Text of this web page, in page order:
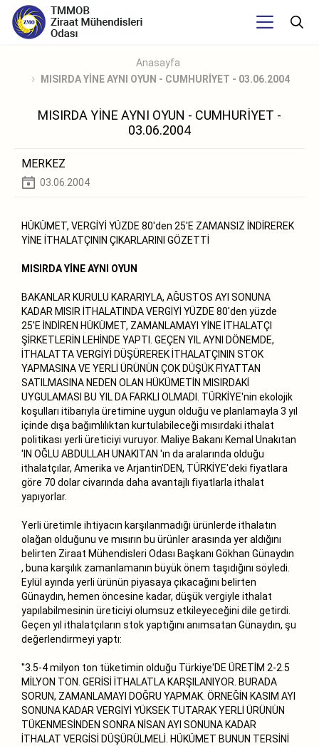
Anasayfa
MISIRDA YİNE AYNI OYUN - CUMHURİYET - 03.06.2004
MISIRDA YİNE AYNI OYUN - CUMHURİYET -
03.06.2004
MERKEZ
03.06.2004
HÜKÜMET, VERGİYİ YÜZDE 80'den 25'E ZAMANSIZ İNDİREREK
YİNE İTHALATÇININ ÇIKARLARINI GÖZETTİ
MISIRDA YİNE AYNI OYUN
BAKANLAR KURULU KARARIYLA, AĞUSTOS AYI SONUNA
KADAR MISIR İTHALATINDA VERGİYİ YÜZDE 80'den yüzde
25'E İNDİREN HÜKÜMET, ZAMANLAMAYI YİNE İTHALATÇI
ŞİRKETLERİN LEHİNDE YAPTI. GEÇEN YIL AYNI DÖNEMDE,
İTHALATTA VERGİYİ DÜŞÜREREK İTHALATÇININ STOK
YAPMASINA VE YERLİ ÜRÜNÜN ÇOK DÜŞÜK FİYATTAN
SATILMASINA NEDEN OLAN HÜKÜMETİN MISIRDAKİ
UYGULAMASI BU YIL DA FARKLI OLMADI. TÜRKİYE'nin ekolojik
koşulları itibarıyla üretimine uygun olduğu ve planlamayla 3 yıl
içinde dışa bağımlılıktan kurtulabileceği mısırdaki ithalat
politikası yerli üreticiyi vuruyor. Maliye Bakanı Kemal Unakıtan
'IN OĞLU ABDULLAH UNAKITAN 'ın da aralarında olduğu
ithalatçılar, Amerika ve Arjantin'DEN, TÜRKİYE'deki fiyatlara
göre 70 dolar civarında daha avantajlı fiyatlarla ithalat
yapıyorlar.
Yerli üretimle ihtiyacın karşılanmadığı ürünlerde ithalatın
olağan olduğunu ve mısırın bu ürünler arasında yer aldığını
belirten Ziraat Mühendisleri Odası Başkanı Gökhan Günaydın
, buna karşılık zamanlamanın büyük önem taşıdığını söyledi.
Eylül ayında yerli ürünün piyasaya çıkacağını belirten
Günaydın, hemen öncesine kadar, düşük vergiyle ithalat
yapılabilmesinin üreticiyi olumsuz etkileyeceğini dile getirdi.
Geçen yıl ithalatçıların stok yaptığını anımsatan Günaydın, şu
değerlendirmeyi yaptı:
''3.5-4 milyon ton tüketimin olduğu Türkiye'DE ÜRETİM 2-2.5
MİLYON TON. GERİSİ İTHALATLA KARŞILANIYOR. BURADA
SORUN, ZAMANLAMAYI DOĞRU YAPMAK. ÖRNEĞİN KASIM AYI
SONUNA KADAR VERGİYİ YÜKSEK TUTARAK YERLİ ÜRÜNÜN
TÜKENMESİNDEN SONRA NİSAN AYI SONUNA KADAR
İTHALAT VERGİSİ DÜŞÜRÜLMELİ. HÜKÜMET BUNUN TERSİNİ